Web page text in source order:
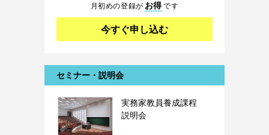
月初めの登録が お得です
今すぐ申し込む
セミナー・説明会
実務家教員養成課程
説明会